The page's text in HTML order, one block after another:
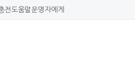
전도움말운영자에게